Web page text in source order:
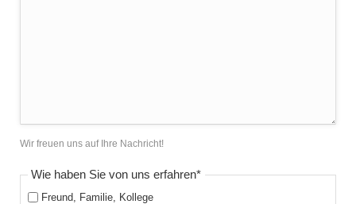
Wir freuen uns auf Ihre Nachricht!
Pflichtfeld
Wie haben Sie von uns erfahren*
Freund, Familie, Kollege